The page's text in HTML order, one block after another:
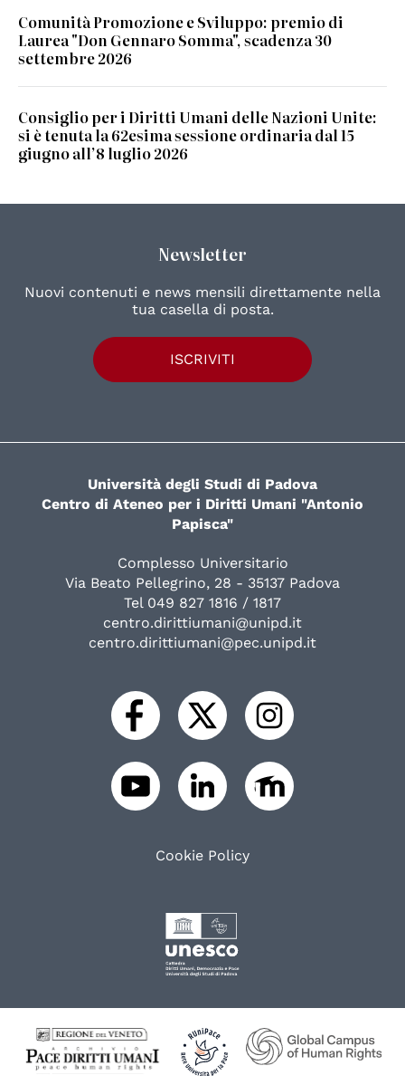
Comunità Promozione e Sviluppo: premio di
Laurea "Don Gennaro Somma", scadenza 30
settembre 2026
Consiglio per i Diritti Umani delle Nazioni Unite:
si è tenuta la 62esima sessione ordinaria dal 15
giugno all’8 luglio 2026
Newsletter
Nuovi contenuti e news mensili direttamente nella
tua casella di posta.
ISCRIVITI
Università degli Studi di Padova
Centro di Ateneo per i Diritti Umani "Antonio
Papisca"
Complesso Universitario
Via Beato Pellegrino, 28 - 35137 Padova
Tel 049 827 1816 / 1817
centro.dirittiumani@unipd.it
centro.dirittiumani@pec.unipd.it
Cookie Policy